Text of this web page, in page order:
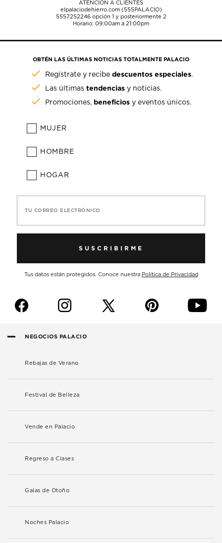
ATENCIÓN A CLIENTES
elpalaciodehierro.com (555PALACIO)
5557252246opción 1 y posteriormente 2
Horario: 09:00am a 21:00pm
OBTÉN LAS ÚLTIMAS NOTICIAS TOTALMENTE PALACIO
Regístrate y recibedescuentos especiales.
Las últimastendencias y noticias.
Promociones, beneficios y eventos únicos.
MUJER
HOMBRE
HOGAR
TU CORREO ELECTRÓNICO
SUSCRIBIRME
Tus datos están protegidos. Conoce nuestra Política de Privacidad
f i p y
NEGOCIOS PALACIO
Rebajas de Verano
Festival de Belleza
Vende en Palacio
Regreso a Clases
Galas de Otoño
Noches Palacio